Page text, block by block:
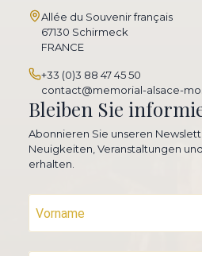
Allée du Souvenir français
67130 Schirmeck
FRANCE
+33 (0)3 88 47 45 50
contact@memorial-alsace-
Bleiben Sie
Abonnieren Sie unseren
Neuigkeiten, Veranstaltungen
erhalten.